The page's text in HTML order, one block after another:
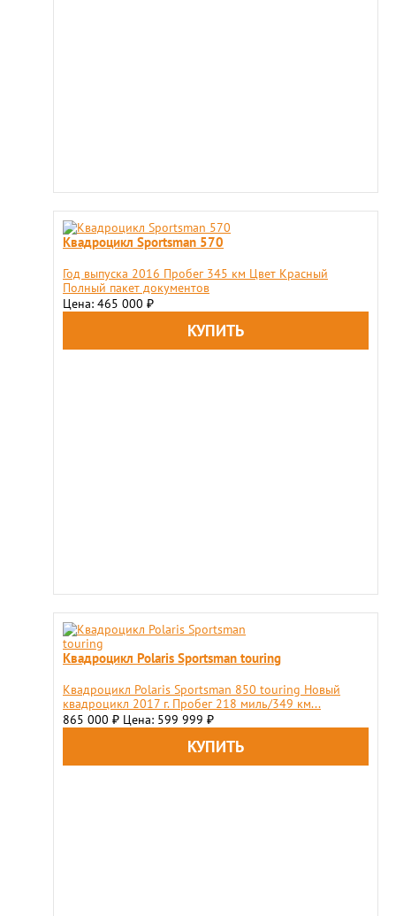
Квадроцикл Sportsman 570
Год выпуска 2016 Пробег 345 км Цвет Красный
Полный пакет документов
Цена: 465 000 ₽
Квадроцикл Polaris Sportsman touring
Квадроцикл Polaris Sportsman 850 touring Новый
квадроцикл 2017 г. Пробег 218 миль/349 км...
865 000 ₽ Цена: 599 999 ₽